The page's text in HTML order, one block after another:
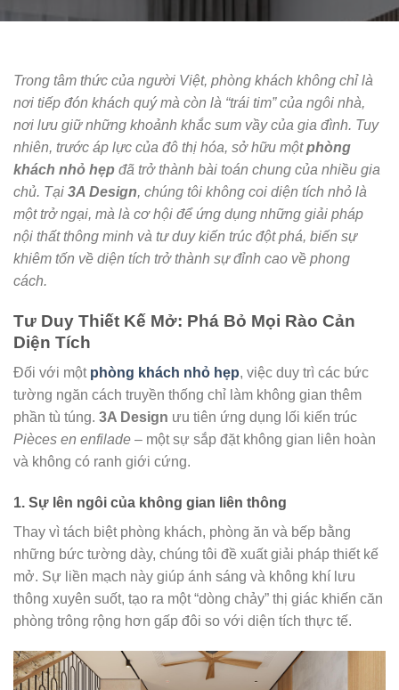
Trong tâm thức của người Việt, phòng khách không chỉ là
nơi tiếp đón khách quý mà còn là “trái tim” của ngôi nhà,
nơi lưu giữ những khoảnh khắc sum vầy của gia đình. Tuy
nhiên, trước áp lực của đô thị hóa, sở hữu mộtphòng
khách nhỏ hẹp đã trở thành bài toán chung của nhiều gia
chủ. Tại 3A Design, chúng tôi không coi diện tích nhỏ là
một trở ngại, mà là cơ hội để ứng dụng những giải pháp
nội thất thông minh và tư duy kiến trúc đột phá, biến sự
khiêm tốn về diện tích trở thành sự đỉnh cao về phong
cách.
Tư Duy Thiết Kế Mở: Phá Bỏ Mọi Rào Cản
Diện Tích
Đối với một phòng khách nhỏ hẹp, việc duy trì các bức
tường ngăn cách truyền thống chỉ làm không gian thêm
phần tù túng. 3A Design ưu tiên ứng dụng lối kiến trúc
Pièces en enfilade – một sự sắp đặt không gian liên hoàn
và không có ranh giới cứng.
1. Sự lên ngôi của không gian liên thông
Thay vì tách biệt phòng khách, phòng ăn và bếp bằng
những bức tường dày, chúng tôi đề xuất giải pháp thiết kế
mở. Sự liền mạch này giúp ánh sáng và không khí lưu
thông xuyên suốt, tạo ra một “dòng chảy” thị giác khiến căn
phòng trông rộng hơn gấp đôi so với diện tích thực tế.